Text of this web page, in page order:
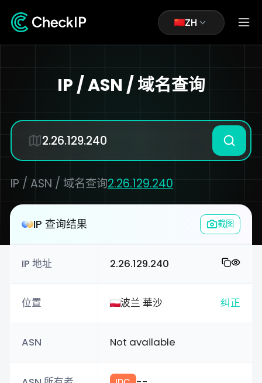
ZH
IP / ASN / 域名查询
IP / ASN / 域名查询2.26.129.240
IP 查询结果 截图
IP 地址 2.26.129.240
位置 波兰 華沙 纠正
ASN Not available